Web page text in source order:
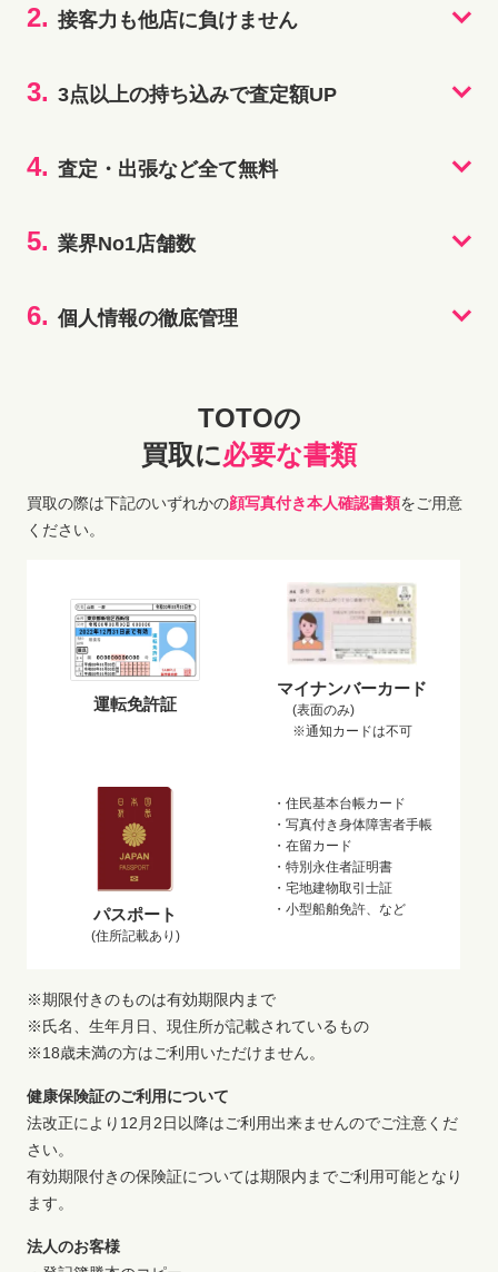
2. 接客力も他店に負けません
3. 3点以上の持ち込みで査定額UP
4. 査定・出張など全て無料
5. 業界No1店舗数
6. 個人情報の徹底管理
TOTOの
買取に必要な書類
買取の際は下記のいずれかの顔写真付き本人確認書類をご用意
ください。
運転免許証
マイナンバーカード
(表面のみ)
※通知カードは不可
パスポート
(住所記載あり)
・住民基本台帳カード
・写真付き身体障害者手帳
・在留カード
・特別永住者証明書
・宅地建物取引士証
・小型船舶免許、など
※期限付きのものは有効期限内まで
※氏名、生年月日、現住所が記載されているもの
※18歳未満の方はご利用いただけません。
健康保険証のご利用について
法改正により12月2日以降はご利用出来ませんのでご注意くだ
さい。
有効期限付きの保険証については期限内までご利用可能となり
ます。
法人のお客様